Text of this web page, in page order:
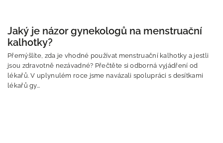
Jaký je názor gynekologů na menstruační
kalhotky?
Přemýšlíte, zda je vhodné používat menstruační kalhotky a jestli
jsou zdravotně nezávadné? Přečtěte si odborná vyjádření od
lékařů. V uplynulém roce jsme navázali spolupráci s desítkami
lékařů gy...